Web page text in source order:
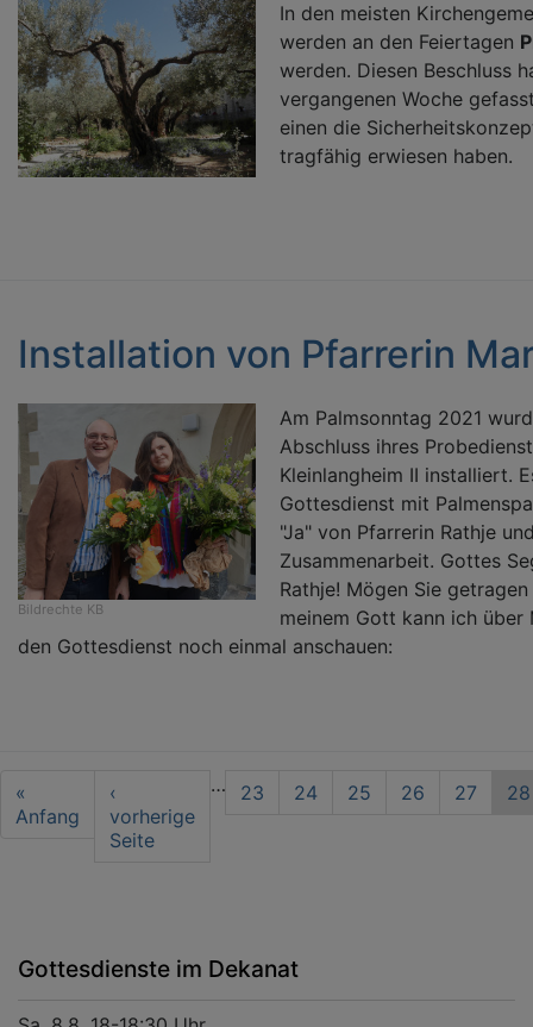
In den meisten
werden an den Feiertagen
werden. Diesen Beschluss
vergangenen Woche
einen die
tragfähig erwiesen haben.
Installation von Pfarrerin
Bildrechte KB
Am Palmsonntag 2021
Abschluss ihres
Kleinlangheim II installiert.
Gottesdienst mit
"Ja" von Pfarrerin Rathje
Zusammenarbeit. Gottes
Rathje! Mögen Sie
meinem Gott kann ich über
den Gottesdienst noch einmal anschauen:
Seitennummerierung
First
page
«
Anfang
Vorherige
Seite
‹
vorherige
Seite
… Seite
23 Seite
24 Seite
25 Seite
26 Seite
27 28
Gottesdienste im Dekanat